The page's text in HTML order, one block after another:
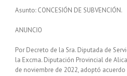
Asunto: CONCESIÓN DE SUBVENCIÓN.
ANUNCIO
Por Decreto de la Sra. Diputada de
la Excma. Diputación Provincial de
de noviembre de 2022, adoptó